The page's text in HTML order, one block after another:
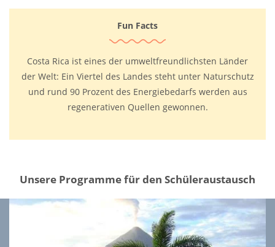
Fun Facts
Costa Rica ist eines der umweltfreundlichsten Länder
der Welt: Ein Viertel des Landes steht unter Naturschutz
und rund 90 Prozent des Energiebedarfs werden aus
regenerativen Quellen gewonnen.
Unsere Programme für den Schüleraustausch